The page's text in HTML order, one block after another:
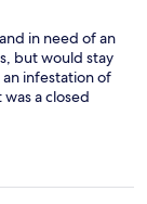
in need of an
but would stay
infestation of
a closed